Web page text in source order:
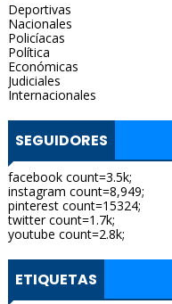
Deportivas
Nacionales
Policíacas
Política
Económicas
Judiciales
Internacionales
SEGUIDORES
facebook count=3.5k;
instagram count=8,949;
pinterest count=15324;
twitter count=1.7k;
youtube count=2.8k;
ETIQUETAS